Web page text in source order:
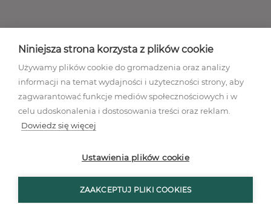
Polityka prywatności
Mapa stron
Ustawienia plików cookies
Niniejsza strona korzysta z plików cookie
Używamy plików cookie do gromadzenia oraz analizy
informacji na temat wydajności i użyteczności strony, aby
zagwarantować funkcje mediów społecznościowych i w
celu udoskonalenia i dostosowania treści oraz reklam.
Dowiedz się więcej
Ustawienia plików cookie
ZAAKCEPTUJ PLIKI COOKIES